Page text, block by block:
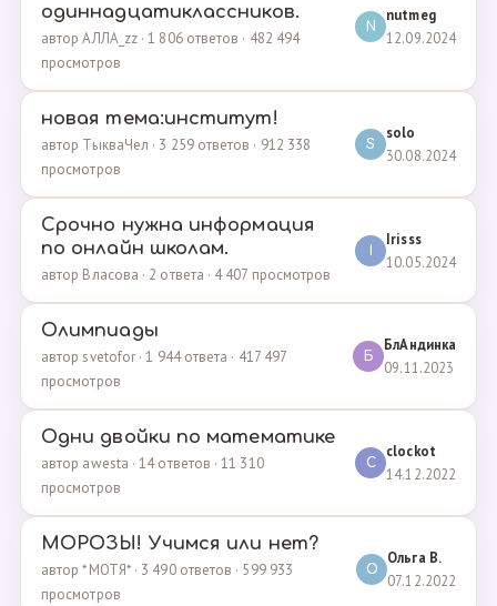
одиннадцатиклассников.
автор АЛЛА_zz · 1 806 ответов · 482 494
просмотров
N
nutmeg
12.09.2024
новая тема:институт!
автор ТыкваЧел · 3 259 ответов · 912 338
просмотров
S
solo
30.08.2024
Срочно нужна информация
по онлайн школам.
автор Власова · 2 ответа · 4 407 просмотров
Irisss
10.05.2024
Олимпиады
автор svetofor · 1 944 ответа · 417 497
просмотров
Б
БлАндинка
09.11.2023
Одни двойки по математике
автор awesta · 14 ответов · 11 310
просмотров
C
clockot
14.12.2022
МОРОЗЫ! Учимся или нет?
автор *МОТЯ* · 3 490 ответов · 599 933
просмотров
О
Ольга В.
07.12.2022